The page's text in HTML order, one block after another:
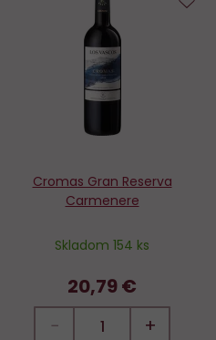
Cromas Gran Reserva
Carmenere
Skladom 154 ks
20,79 €
− +